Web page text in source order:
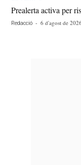
Prealerta activa per
Redacció - 6 d'agost de 2026